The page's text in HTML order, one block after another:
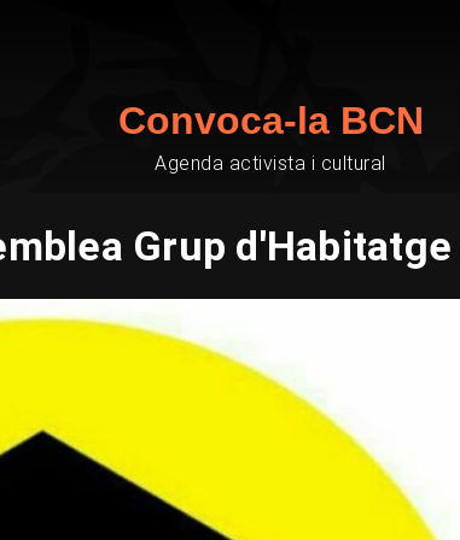
Convoca-la BCN
Agenda activista i cultural
Grup